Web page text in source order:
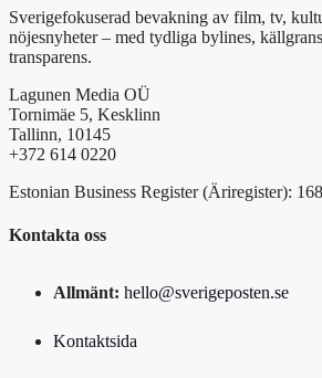
Sverigefokuserad bevakning av film, tv,
nöjesnyheter – med tydliga bylines,
transparens.
Lagunen Media OÜ
Tornimäe 5, Kesklinn
Tallinn, 10145
+372 614 0220
Estonian Business Register (Äriregister):
Kontakta oss
Allmänt: hello@sverigeposten.se
Kontaktsida